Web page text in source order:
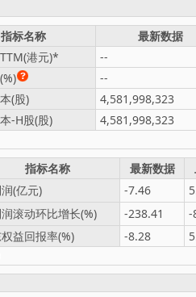
指标名称 最新数据
港元) --
--
(股) 4,581,998,323
-H股(股) 4,581,998,323
指标名称 最新数据
(亿元) -7.46
滚动环比增长(%) -238.41 -
益回报率(%) -8.28